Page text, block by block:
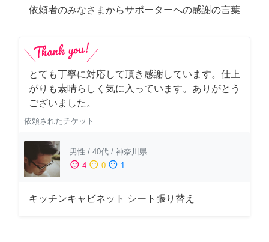
依頼者のみなさまからサポーターへの感謝の言葉
とても丁寧に対応して頂き感謝しています。仕上
がりも素晴らしく気に入っています。ありがとう
ございました。
依頼されたチケット
男性 / 40代 / 神奈川県
sentiment_satisfied 4 sentiment_neutral 0 sentiment_dissatisfied 1
キッチンキャビネット シート張り替え